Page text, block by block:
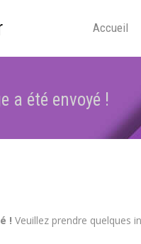
Accueil
a été envoyé !
! Veuillez prendre quelques